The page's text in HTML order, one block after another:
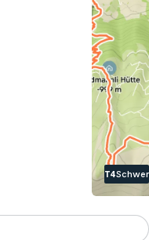
T4Schwer